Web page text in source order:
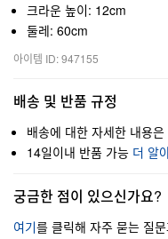
크라운 높이: 12cm
둘레: 60cm
아이템 ID: 947155
배송 및 반품 규정
배송에 대한 자세한 내용은
14일이내 반품 가능 더 알
궁금한 점이 있으신가요?
여기를 클릭해 자주 묻는 질